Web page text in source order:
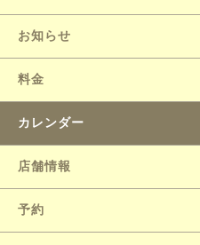
お知らせ
料金
カレンダー
店舗情報
予約